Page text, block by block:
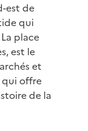
est de
qui
place
est le
et
qui offre
de la